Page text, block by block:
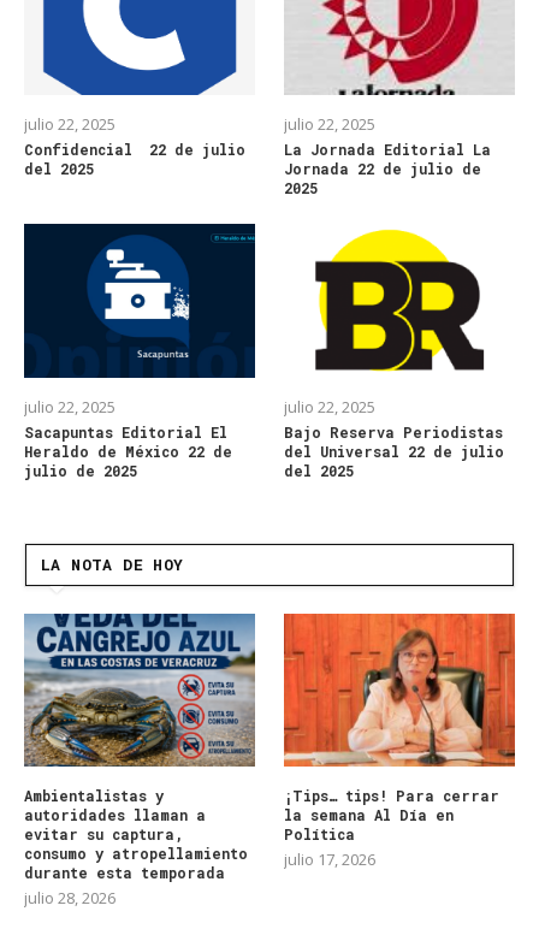
julio 22, 2025
Confidencial 22 de julio
del 2025
julio 22, 2025
La Jornada Editorial La
Jornada 22 de julio de
2025
julio 22, 2025
Sacapuntas Editorial El
Heraldo de México 22 de
julio de 2025
julio 22, 2025
Bajo Reserva Periodistas
del Universal 22 de julio
del 2025
LA NOTA DE HOY
Ambientalistas y
autoridades llaman a
evitar su captura,
consumo y atropellamiento
durante esta temporada
julio 28, 2026
¡Tips… tips! Para cerrar
la semana Al Día en
Política
julio 17, 2026